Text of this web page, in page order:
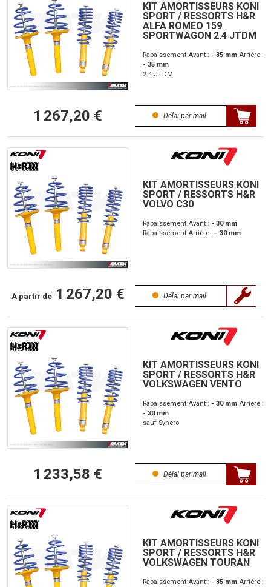
KIT AMORTISSEURS KONI
SPORT / RESSORTS H&R
ALFA ROMEO 159
SPORTWAGON 2.4 JTDM
Rabaissement Avant : - 35 mm Arrière :
- 35 mm
2.4 JTDM
1 267,20 € Délai par mail
KIT AMORTISSEURS KONI
SPORT / RESSORTS H&R
VOLVO C30
Rabaissement Avant : - 30 mm
Rabaissement Arrière : - 30 mm
A partir de 1 267,20 € Délai par mail
KIT AMORTISSEURS KONI
SPORT / RESSORTS H&R
VOLKSWAGEN VENTO
Rabaissement Avant : - 30 mm Arrière :
- 30 mm
sauf Syncro
1 233,58 € Délai par mail
KIT AMORTISSEURS KONI
SPORT / RESSORTS H&R
VOLKSWAGEN TOURAN
Rabaissement Avant : - 35 mm Arrière :